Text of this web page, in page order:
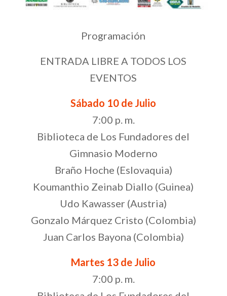
Programación
ENTRADA LIBRE A TODOS LOS
EVENTOS
Sábado 10 de Julio
7:00 p. m.
Biblioteca de Los Fundadores del
Gimnasio Moderno
Braño Hoche (Eslovaquia)
Koumanthio Zeinab Diallo (Guinea)
Udo Kawasser (Austria)
Gonzalo Márquez Cristo (Colombia)
Juan Carlos Bayona (Colombia)
Martes 13 de Julio
7:00 p. m.